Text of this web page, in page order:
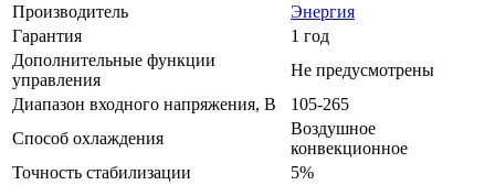
Производитель
Энергия
Гарантия
1 год
Дополнительные функции
управления
Не предусмотрены
Диапазон входного напряжения, В
105-265
Способ охлаждения
Воздушное
конвекционное
Точность стабилизации
5%